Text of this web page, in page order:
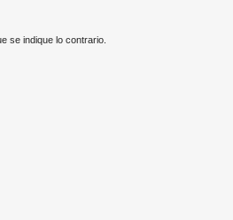
se indique lo contrario.